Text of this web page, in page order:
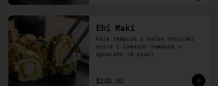
Ebi Maki
Kale tempura y salsa teriyaki
spicy | Camarón tempura y
aguacate (8 pzas)
$240.00